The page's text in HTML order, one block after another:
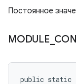
Постоянное
MODULE
public static